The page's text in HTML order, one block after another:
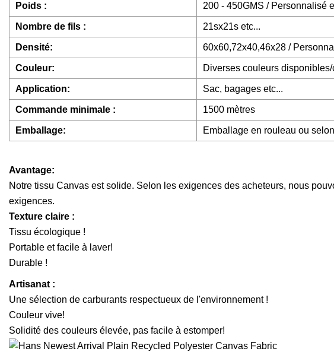
Poids : 200 - 450GMS / Personnalisé
Nombre de fils : 21sx21s etc...
Densité: 60x60,72x40,46x28 /
Couleur: Diverses couleurs
Application: Sac, bagages etc...
Commande minimale : 1500 mètres
Emballage: Emballage en rouleau ou
Avantage:
Notre tissu Canvas est solide. Selon les exigences des acheteurs, nous
exigences.
Texture claire :
Tissu écologique !
Portable et facile à laver!
Durable !
Artisanat :
Une sélection de carburants respectueux de l'environnement !
Couleur vive!
Solidité des couleurs élevée, pas facile à estomper!